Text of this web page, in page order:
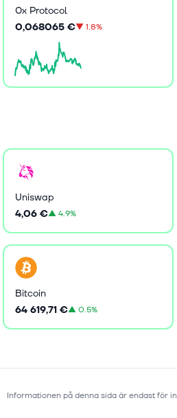
0x Protocol
0,068065 €▼ 1.8%
Uniswap
4,06 €▲ 4.9%
Bitcoin
64 619,71 €▲ 0.5%
Informationen på denna sida är endast för